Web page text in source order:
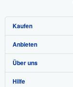
Kaufen
Detailsuche
Sammlungen
Nutzerkonto
Anbieten
Verkäufer werden
Partnerprogramm
Über uns
Über uns / Impressum
Hilfe